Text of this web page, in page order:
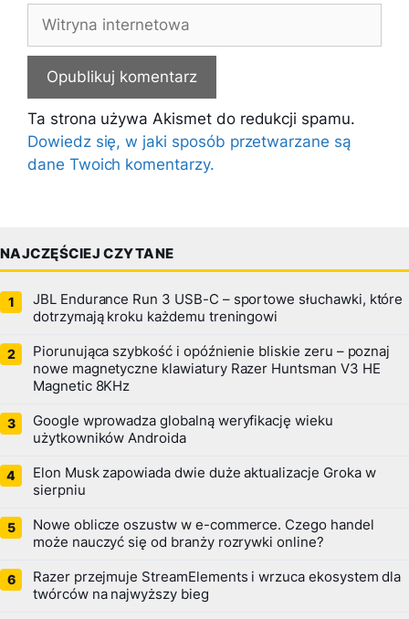
Witryna
internetowa
Ta strona używa Akismet do redukcji spamu.
Dowiedz się, w jaki sposób przetwarzane są
dane Twoich komentarzy.
NAJCZĘŚCIEJ CZYTANE
JBL Endurance Run 3 USB-C – sportowe słuchawki, które
dotrzymają kroku każdemu treningowi
Piorunująca szybkość i opóźnienie bliskie zeru – poznaj
nowe magnetyczne klawiatury Razer Huntsman V3 HE
Magnetic 8KHz
Google wprowadza globalną weryfikację wieku
użytkowników Androida
Elon Musk zapowiada dwie duże aktualizacje Groka w
sierpniu
Nowe oblicze oszustw w e-commerce. Czego handel
może nauczyć się od branży rozrywki online?
Razer przejmuje StreamElements i wrzuca ekosystem dla
twórców na najwyższy bieg